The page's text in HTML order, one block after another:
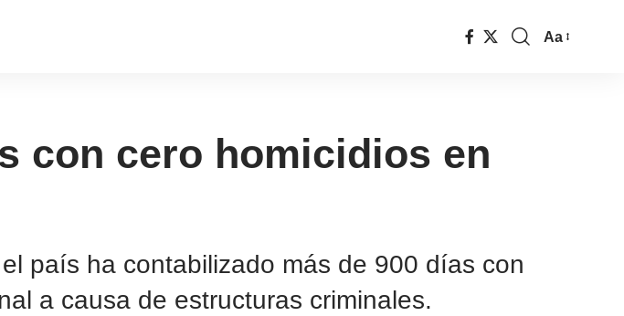
Aa
con cero homicidios en
país ha contabilizado más de 900 días con
a causa de estructuras criminales.